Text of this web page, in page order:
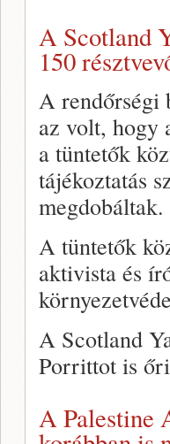
A Scotland
150
A rendőrségi
az volt, hogy
a tüntetők
tájékoztatás
megdobáltak.
A tüntetők
aktivista és
A Scotland
Porrittot is
A Palestine